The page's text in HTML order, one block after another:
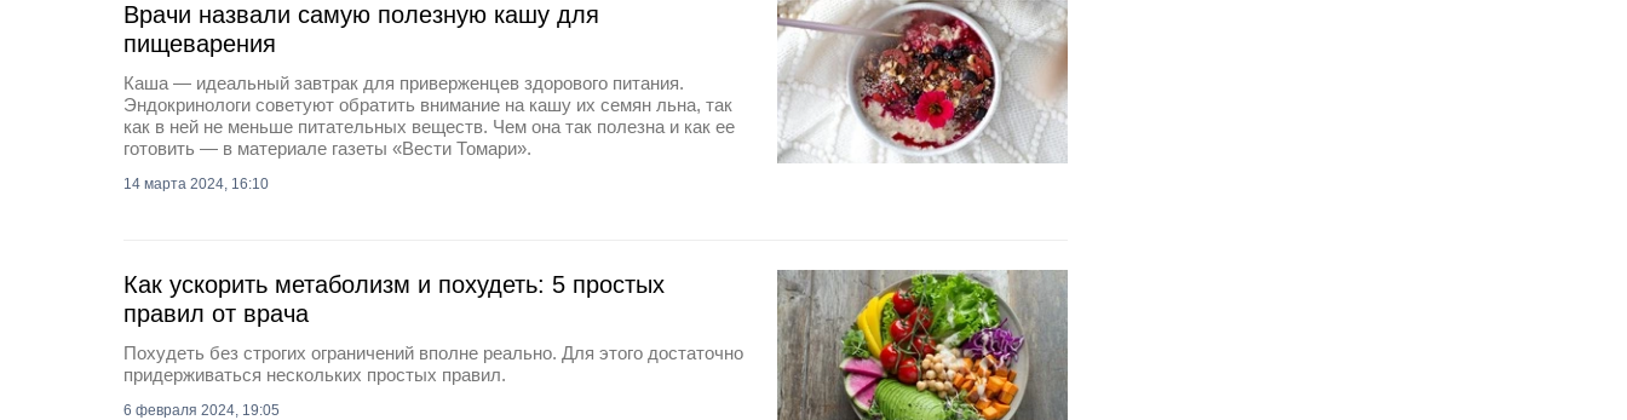
Врачи назвали самую полезную кашу для
пищеварения
Каша — идеальный завтрак для приверженцев здорового питания.
Эндокринологи советуют обратить внимание на кашу их семян льна, так
как в ней не меньше питательных веществ. Чем она так полезна и как ее
готовить — в материале газеты «Вести Томари».
14 марта 2024, 16:10
Как ускорить метаболизм и похудеть: 5 простых
правил от врача
Похудеть без строгих ограничений вполне реально. Для этого достаточно
придерживаться нескольких простых правил.
6 февраля 2024, 19:05